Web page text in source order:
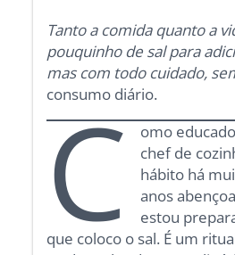
Tanto a comida quanto a
pouquinho de sal para
mas com todo cuidado,
consumo diário.
C
omo
chef de
hábito há
anos
estou
que coloco o sal. É um